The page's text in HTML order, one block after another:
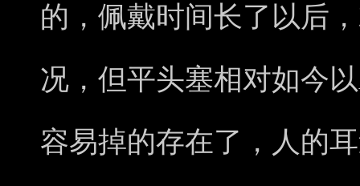
的，佩戴时间长了以后
况，但平头塞相对如今
容易掉的存在了，人的